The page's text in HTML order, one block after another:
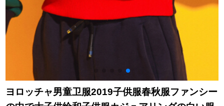
ヨロッチャ男童卫服2019子供服春秋服ファンシー